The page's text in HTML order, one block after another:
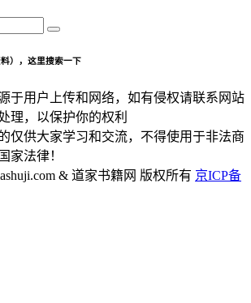
），这里搜索一下
于用户上传和网络，如有侵权请联系网站
理，以保护你的权利
仅供大家学习和交流，不得使用于非法商
家法律！
& 道家书籍网 版权所有 京ICP备